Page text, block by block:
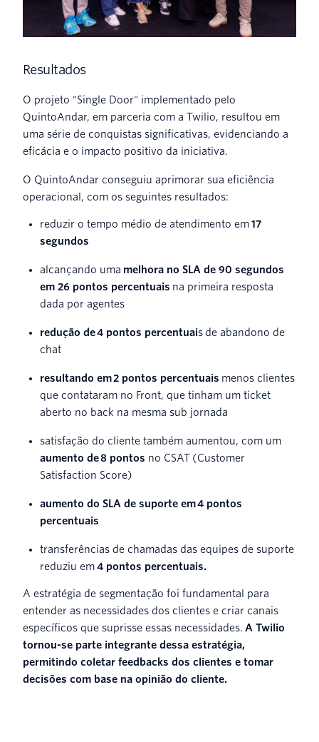
Resultados
O projeto "Single Door" implementado pelo
QuintoAndar, em parceria com a Twilio, resultou em
uma série de conquistas significativas, evidenciando a
eficácia e o impacto positivo da iniciativa.
O QuintoAndar conseguiu aprimorar sua eficiência
operacional, com os seguintes resultados:
reduzir o tempo médio de atendimento em17
segundos
alcançando uma melhora no SLA de 90 segundos
em 26 pontos percentuais na primeira resposta
dada por agentes
redução de 4 pontos percentuais de abandono de
chat
resultando em 2 pontos percentuais menos clientes
que contataram no Front, que tinham um ticket
aberto no back na mesma sub jornada
satisfação do cliente também aumentou, com um
aumento de 8 pontos no CSAT (Customer
Satisfaction Score)
aumento do SLA de suporte em 4 pontos
percentuais
transferências de chamadas das equipes de suporte
reduziu em4 pontos percentuais.
A estratégia de segmentação foi fundamental para
entender as necessidades dos clientes e criar canais
específicos que suprisse essas necessidades. A Twilio
tornou-se parte integrante dessa estratégia,
permitindo coletar feedbacks dos clientes e tomar
decisões com base na opinião do cliente.